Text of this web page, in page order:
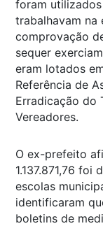
foram
trabalhavam na
comprovação
sequer
eram lotados
Referência de
Erradicação do
Vereadores.
O ex-prefeito
1.137.871,76
escolas
identificaram
boletins de